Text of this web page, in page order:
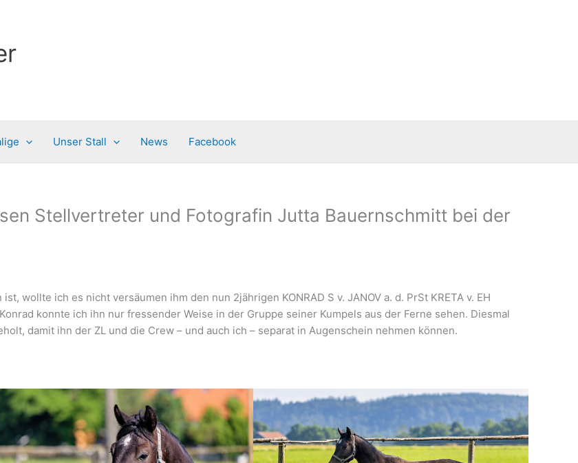
Unser Stall News Facebook
Stellvertreter und Fotografin Jutta Bauernschmitt bei der
wollte ich es nicht versäumen ihm den nun 2jährigen KONRAD S v. JANOV a. d. PrSt KRETA v. EH
konnte ich ihn nur fressender Weise in der Gruppe seiner Kumpels aus der Ferne sehen. Diesmal
damit ihn der ZL und die Crew – und auch ich – separat in Augenschein nehmen können.